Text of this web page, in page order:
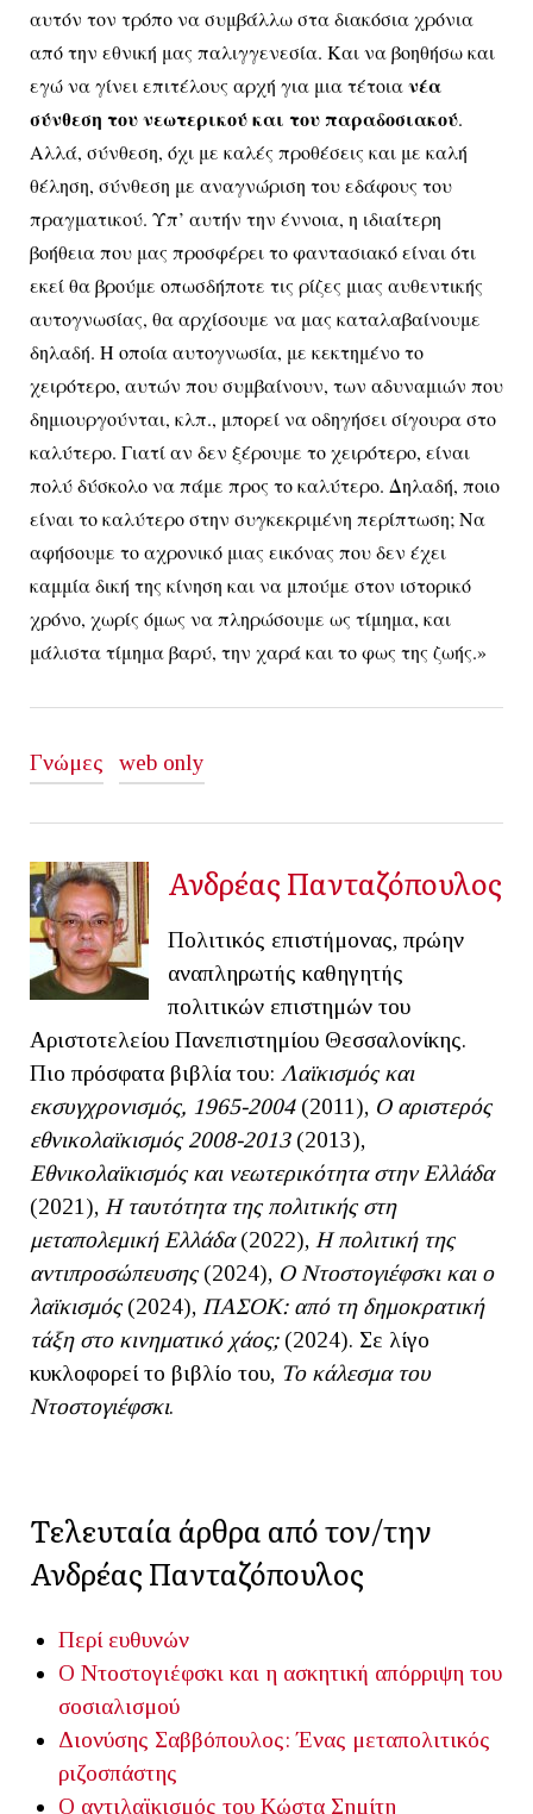
αυτόν τον τρόπο να συμβάλλω στα διακόσια χρόνια
από την εθνική μας παλιγγενεσία. Και να βοηθήσω και
εγώ να γίνει επιτέλους αρχή για μια τέτοιανέα
σύνθεση του νεωτερικού και του παραδοσιακού.
Αλλά, σύνθεση, όχι με καλές προθέσεις και με καλή
θέληση, σύνθεση με αναγνώριση του εδάφους του
πραγματικού. Υπ’ αυτήν την έννοια, η ιδιαίτερη
βοήθεια που μας προσφέρει το φαντασιακό είναι ότι
εκεί θα βρούμε οπωσδήποτε τις ρίζες μιας αυθεντικής
αυτογνωσίας, θα αρχίσουμε να μας καταλαβαίνουμε
δηλαδή. Η οποία αυτογνωσία, με κεκτημένο το
χειρότερο, αυτών που συμβαίνουν, των αδυναμιών που
δημιουργούνται, κλπ., μπορεί να οδηγήσει σίγουρα στο
καλύτερο. Γιατί αν δεν ξέρουμε το χειρότερο, είναι
πολύ δύσκολο να πάμε προς το καλύτερο. Δηλαδή, ποιο
είναι το καλύτερο στην συγκεκριμένη περίπτωση; Να
αφήσουμε το αχρονικό μιας εικόνας που δεν έχει
καμμία δική της κίνηση και να μπούμε στον ιστορικό
χρόνο, χωρίς όμως να πληρώσουμε ως τίμημα, και
μάλιστα τίμημα βαρύ, την χαρά και το φως της ζωής.»
Γνώμες web only
Ανδρέας Πανταζόπουλος
Πολιτικός επιστήμονας, πρώην
αναπληρωτής καθηγητής
πολιτικών επιστημών του
Αριστοτελείου Πανεπιστημίου Θεσσαλονίκης.
Πιο πρόσφατα βιβλία του: Λαϊκισμός και
εκσυγχρονισμός, 1965-2004 (2011), Ο αριστερός
εθνικολαϊκισμός 2008-2013(2013),
Εθνικολαϊκισμός και νεωτερικότητα στην Ελλάδα
(2021), Η ταυτότητα της πολιτικής στη
μεταπολεμική Ελλάδα(2022), Η πολιτική της
αντιπροσώπευσης(2024), Ο Ντοστογιέφσκι και ο
λαϊκισμός(2024), ΠΑΣΟΚ: από τη δημοκρατική
τάξη στο κινηματικό χάος;(2024). Σε λίγο
κυκλοφορεί το βιβλίο του, Το κάλεσμα του
Ντοστογιέφσκι.
Τελευταία άρθρα από τον/την
Ανδρέας Πανταζόπουλος
Περί ευθυνών
Ο Ντοστογιέφσκι και η ασκητική απόρριψη του
σοσιαλισμού
Διονύσης Σαββόπουλος: Ένας μεταπολιτικός
ριζοσπάστης
Ο αντιλαϊκισμός του Κώστα Σημίτη